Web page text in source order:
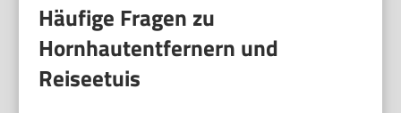
Häufige Fragen zu
Hornhautentfernern und
Reiseetuis